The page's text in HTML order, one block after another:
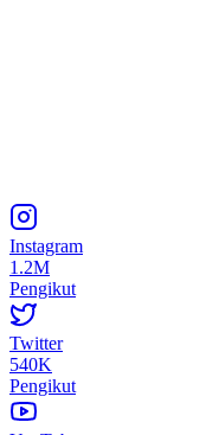
Instagram
1.2M
Pengikut
Twitter
540K
Pengikut